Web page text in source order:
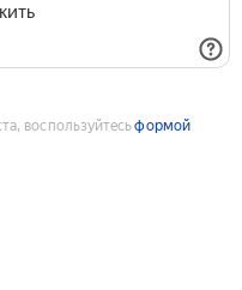
воспользуйтесьформой